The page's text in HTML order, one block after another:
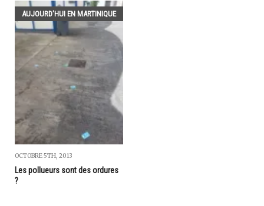
AUJOURD'HUI EN MARTINIQUE
OCTOBRE 5TH, 2013
Les pollueurs sont des ordures
?